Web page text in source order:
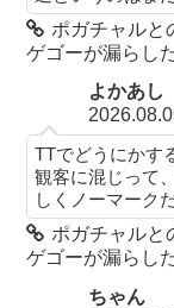
ポガチャル
ゲゴーが漏らし
よかあし
TTでどうにかす
観客に混じって
しくノーマーク
ポガチャル
ゲゴーが漏らし
ちゃん